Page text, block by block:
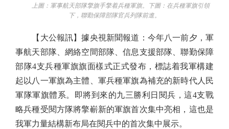
上圖：軍事航天部隊擎旗手擎着兵種軍旗。下圖：在兵種軍旗引領
下，聯勤保障部隊官兵列隊前進。
【大公報訊】據央視新聞報道：今年八一前夕，軍
事航天部隊、網絡空間部隊、信息支援部隊、聯勤保障
部隊4支兵種軍旗旗面樣式正式發布，標誌着我軍構建
起以八一軍旗為主體、軍兵種軍旗為補充的新時代人民
軍隊軍旗體系。即將到來的九三勝利日閱兵，這4支戰
略兵種受閱方隊將擎嶄新的軍旗首次集中亮相，這也是
我軍力量結構新布局在閱兵中的首次集中展示。